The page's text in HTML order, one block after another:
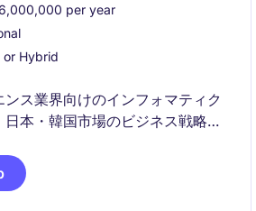
per year
or Hybrid
ス業界向けのインフォマティク
本・韓国市場のビジネス戦略を
、売上成長、顧客価値向上、組織
ジメントポジションです。